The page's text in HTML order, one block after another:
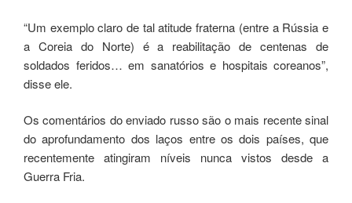
“Um exemplo claro de tal atitude fraterna (entre a Rússia e
a Coreia do Norte) é a reabilitação de centenas de
soldados feridos… em sanatórios e hospitais coreanos”,
disse ele.
Os comentários do enviado russo são o mais recente sinal
do aprofundamento dos laços entre os dois países, que
recentemente atingiram níveis nunca vistos desde a
Guerra Fria.